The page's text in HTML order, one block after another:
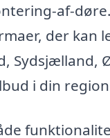
af-
der kan
Sydsjælland,
i din